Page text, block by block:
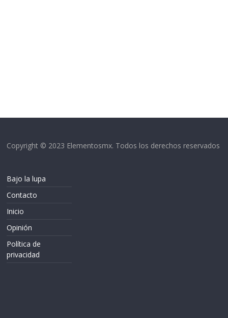
Copyright © 2023 Elementosmx. Todos los derechos reservados
Bajo la lupa
Contacto
Inicio
Opinión
Política de
privacidad